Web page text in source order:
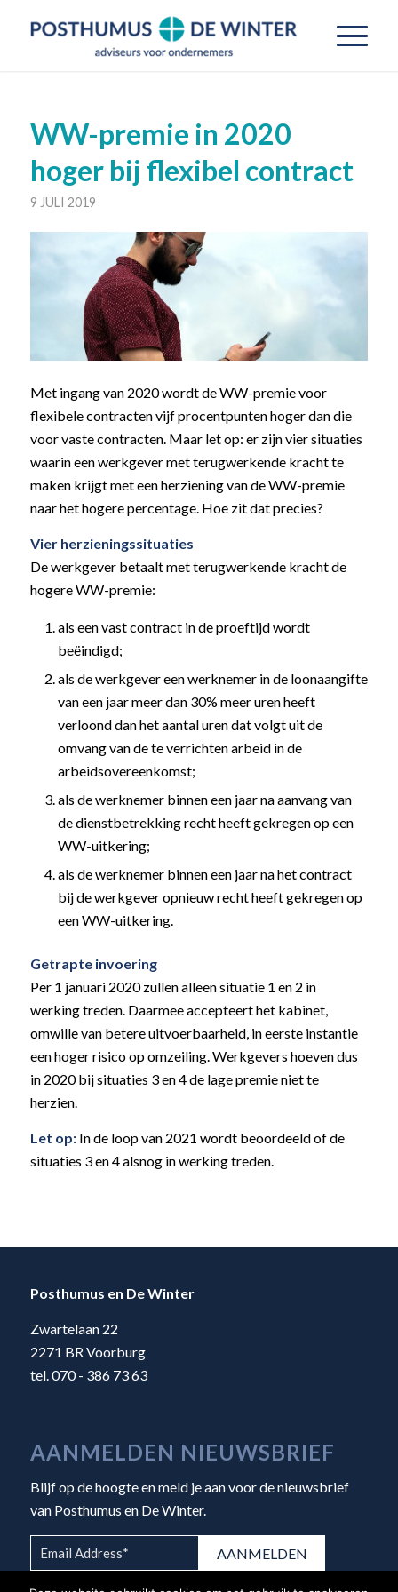
WW-premie in 2020
hoger bij flexibel contract
9 JULI 2019
Met ingang van 2020 wordt de WW-premie voor
flexibele contracten vijf procentpunten hoger dan die
voor vaste contracten. Maar let op: er zijn vier situaties
waarin een werkgever met terugwerkende kracht te
maken krijgt met een herziening van de WW-premie
naar het hogere percentage. Hoe zit dat precies?
Vier herzieningssituaties
De werkgever betaalt met terugwerkende kracht de
hogere WW-premie:
als een vast contract in de proeftijd wordt
beëindigd;
als de werkgever een werknemer in de loonaangifte
van een jaar meer dan 30% meer uren heeft
verloond dan het aantal uren dat volgt uit de
omvang van de te verrichten arbeid in de
arbeidsovereenkomst;
als de werknemer binnen een jaar na aanvang van
de dienstbetrekking recht heeft gekregen op een
WW-uitkering;
als de werknemer binnen een jaar na het contract
bij de werkgever opnieuw recht heeft gekregen op
een WW-uitkering.
Getrapte invoering
Per 1 januari 2020 zullen alleen situatie 1 en 2 in
werking treden. Daarmee accepteert het kabinet,
omwille van betere uitvoerbaarheid, in eerste instantie
een hoger risico op omzeiling. Werkgevers hoeven dus
in 2020 bij situaties 3 en 4 de lage premie niet te
herzien.
Let op:In de loop van 2021 wordt beoordeeld of de
situaties 3 en 4 alsnog in werking treden.
Posthumus en De Winter
Zwartelaan 22
2271 BR Voorburg
tel. 070 - 386 73 63
AANMELDEN NIEUWSBRIEF
Blijf op de hoogte en meld je aan voor de nieuwsbrief
van Posthumus en De Winter.